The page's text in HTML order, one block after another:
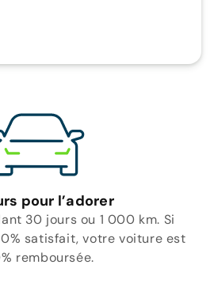
pour l’adorer
30 jours ou 1 000 km. Si
satisfait, votre voiture est
remboursée.